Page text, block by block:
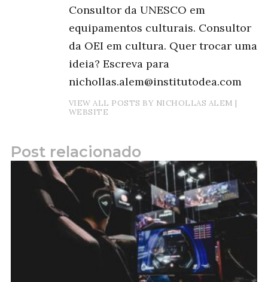
Consultor da UNESCO em
equipamentos culturais. Consultor
da OEI em cultura. Quer trocar uma
ideia? Escreva para
nichollas.alem@institutodea.com
VIEW ALL POSTS BY NICHOLLAS ALEM |
WEBSITE
Post relacionado